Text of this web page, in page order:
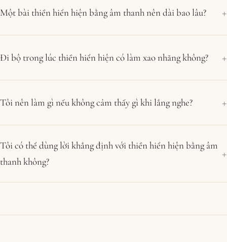
Một bài thiền hiển hiện bằng âm thanh nên dài bao lâu?
Đi bộ trong lúc thiền hiển hiện có làm xao nhãng không?
Tôi nên làm gì nếu không cảm thấy gì khi lắng nghe?
Tôi có thể dùng lời khẳng định với thiền hiển hiện bằng âm
thanh không?